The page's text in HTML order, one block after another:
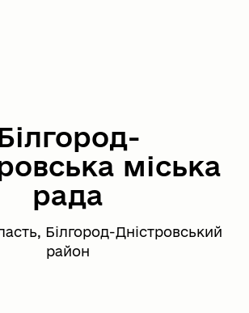
міська
рада
Білгород-Дністровський
район